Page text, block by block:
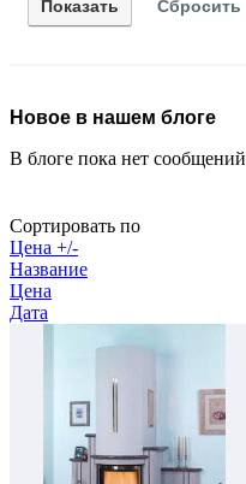
Новое в нашем блоге
В блоге пока нет сообщений
Сортировать по
Цена +/-
Название
Цена
Дата